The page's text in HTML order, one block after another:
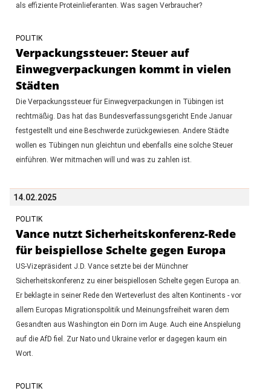
als effiziente Proteinlieferanten. Was sagen Verbraucher?
POLITIK
Verpackungssteuer: Steuer auf
Einwegverpackungen kommt in vielen
Städten
Die Verpackungssteuer für Einwegverpackungen in Tübingen ist
rechtmäßig. Das hat das Bundesverfassungsgericht Ende Januar
festgestellt und eine Beschwerde zurückgewiesen. Andere Städte
wollen es Tübingen nun gleichtun und ebenfalls eine solche Steuer
einführen. Wer mitmachen will und was zu zahlen ist.
14.02.2025
POLITIK
Vance nutzt Sicherheitskonferenz-Rede
für beispiellose Schelte gegen Europa
US-Vizepräsident J.D. Vance setzte bei der Münchner
Sicherheitskonferenz zu einer beispiellosen Schelte gegen Europa an.
Er beklagte in seiner Rede den Werteverlust des alten Kontinents - vor
allem Europas Migrationspolitik und Meinungsfreiheit waren dem
Gesandten aus Washington ein Dorn im Auge. Auch eine Anspielung
auf die AfD fiel. Zur Nato und Ukraine verlor er dagegen kaum ein
Wort.
POLITIK